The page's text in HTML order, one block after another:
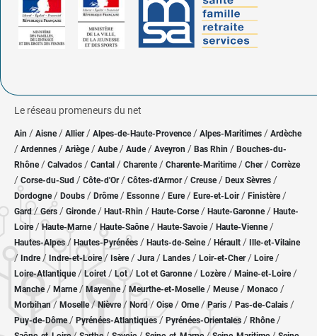
Le réseau promeneurs du net
Ain / Aisne/ Allier/ Alpes-de-Haute-Provence / Alpes-Maritimes / Ardèche
/ Ardennes / Ariège/ Aube/ Aude / Aveyron / Bas Rhin / Bouches-du-
Rhône/ Calvados / Cantal / Charente / Charente-Maritime/ Cher / Corrèze
/ Corse-du-Sud / Côte-d'Or / Côtes-d'Armor/ Creuse/ Deux Sèvres /
Dordogne/ Doubs / Drôme/ Essonne / Eure/ Eure-et-Loir / Finistère/
Gard/Gers / Gironde/ Haut-Rhin / Haute-Corse/ Haute-Garonne/ Haute-
Loire/Haute-Marne/ Haute-Saône/ Haute-Savoie/ Haute-Vienne/
Hautes-Alpes/ Hautes-Pyrénées / Hauts-de-Seine/ Hérault / Ille-et-Vilaine
/ Indre/ Indre-et-Loire/ Isère/ Jura / Landes / Loir-et-Cher/ Loire/
Loire-Atlantique/ Loiret / Lot/ Lot et Garonne/ Lozère / Maine-et-Loire/
Manche/ Marne/ Mayenne/ Meurthe-et-Moselle/ Meuse/ Monaco /
Morbihan/ Moselle/ Nièvre / Nord/ Oise / Orne/Paris / Pas-de-Calais /
Puy-de-Dôme/ Pyrénées-Atlantiques / Pyrénées-Orientales / Rhône/